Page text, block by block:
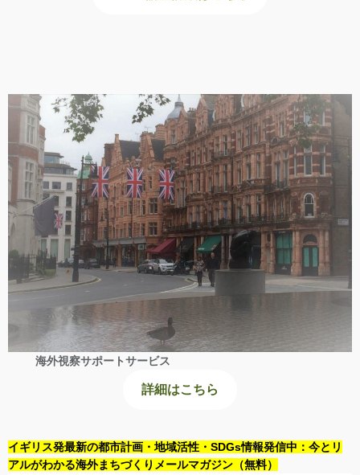
海外視察サポートサービス
詳細はこちら
イギリス発最新の都市計画・地域活性・SDGs情報発信中：今とリ
アルがわかる海外まちづくりメールマガジン（無料）